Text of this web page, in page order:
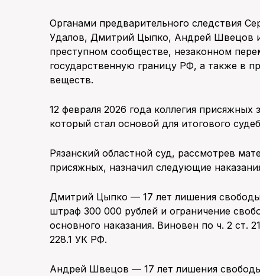
Органами предварительного следствия
Удалов, Дмитрий Цыпко, Андрей Швецов
преступном сообществе, незаконном
государственную границу РФ, а также в
веществ.
12 февраля 2026 года коллегия
который стал основой для итогового
Рязанский областной суд, рассмотрев
присяжных, назначил следующие
Дмитрий Цыпко — 17 лет лишения
штраф 300 000 рублей и ограничение
основного наказания. Виновен по ч. 2 ст.
228.1 УК РФ.
Андрей Швецов — 17 лет лишения